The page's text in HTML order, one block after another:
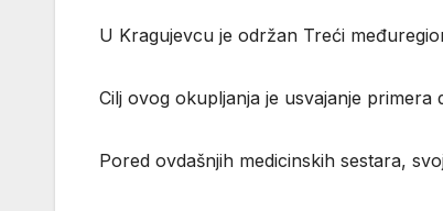
U Kragujevcu je održan Treći
Cilj ovog okupljanja je usvajanje
Pored ovdašnjih medicinskih sestara,